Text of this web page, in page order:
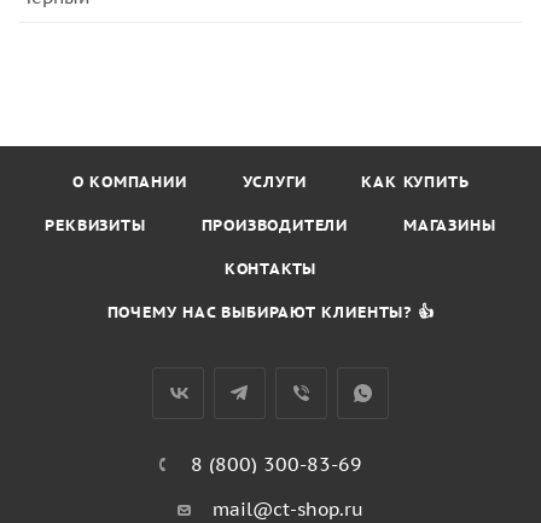
О КОМПАНИИ УСЛУГИ КАК КУПИТЬ
РЕКВИЗИТЫ ПРОИЗВОДИТЕЛИ МАГАЗИНЫ
КОНТАКТЫ
ПОЧЕМУ НАС ВЫБИРАЮТ КЛИЕНТЫ? 👍
8 (800) 300-83-69
mail@ct-shop.ru